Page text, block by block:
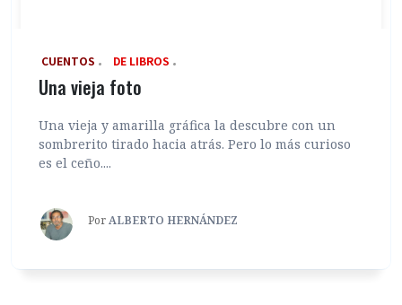
‎ CUENTOS DE LIBROS
Una vieja foto
Una vieja y amarilla gráfica la descubre con un
sombrerito tirado hacia atrás. Pero lo más curioso
es el ceño....
PorALBERTO HERNÁNDEZ